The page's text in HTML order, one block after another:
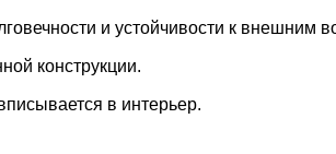
и устойчивости к внешним
конструкции.
в интерьер.